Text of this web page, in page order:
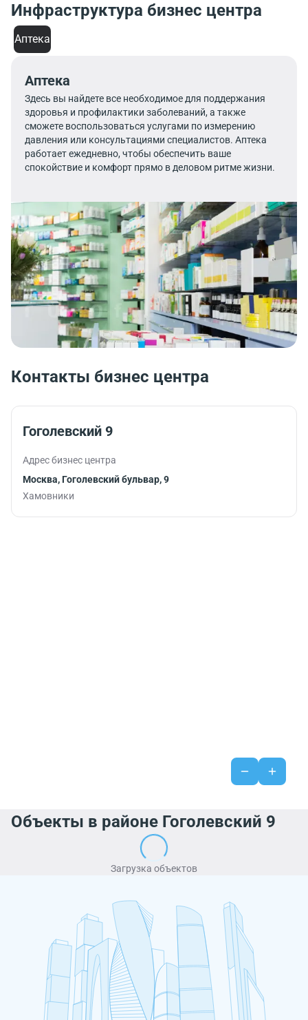
Инфраструктура бизнес центра
Аптека
Аптека
Здесь вы найдете все необходимое для поддержания
здоровья и профилактики заболеваний, а также
сможете воспользоваться услугами по измерению
давления или консультациями специалистов. Аптека
работает ежедневно, чтобы обеспечить ваше
спокойствие и комфорт прямо в деловом ритме жизни.
Контакты бизнес центра
Гоголевский 9
Адрес бизнес центра
Москва, Гоголевский бульвар, 9
Хамовники
Объекты в районе Гоголевский 9
Загрузка объектов